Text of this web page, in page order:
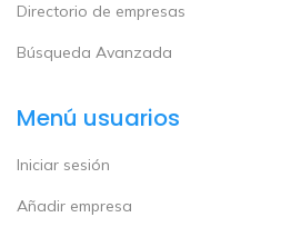
Directorio de empresas
Búsqueda Avanzada
Menú usuarios
Iniciar sesión
Añadir empresa